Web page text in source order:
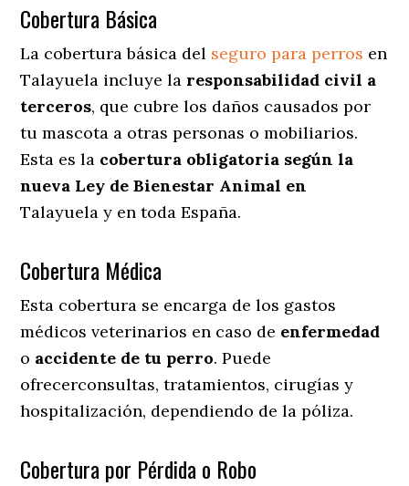
Cobertura Básica
La cobertura básica del seguro para perros en
Talayuela incluye la responsabilidad civil a
terceros, que cubre los daños causados por
tu mascota a otras personas o mobiliarios.
Esta es la cobertura obligatoria según la
nueva Ley de Bienestar Animal en
Talayuela y en toda España.
Cobertura Médica
Esta cobertura se encarga de los gastos
médicos veterinarios en caso de enfermedad
o accidente de tu perro. Puede
ofrecerconsultas, tratamientos, cirugías y
hospitalización, dependiendo de la póliza.
Cobertura por Pérdida o Robo